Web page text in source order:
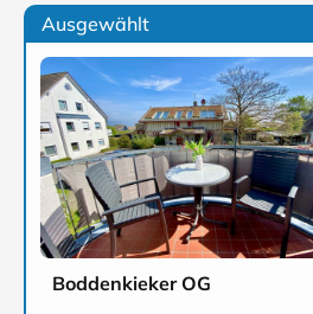
Ausgewählt
Boddenkieker OG